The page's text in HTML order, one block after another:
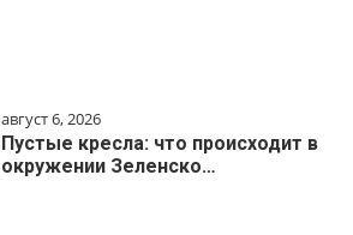
август 6, 2026
Пустые кресла: что происходит в
окружении Зеленско…